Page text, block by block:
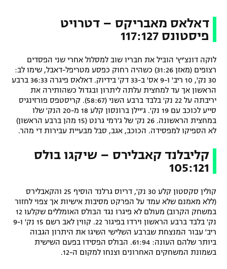
דאלאס מאבריקס – דטרויט
פיסטונס 117:127
לוקה דונצ'יץ' הוביל את חבריו שוב למסלול אחרי שני הפסדים
רצופים (מאזן 31:26) כשהיה רחוק כפסע מטריפל-דאבל, שימו לב:
30 נק', 10 ריב' ו-9 אס' ב-33 דק' בידיוק. דאלאס פיגרה 36:33 ברבע
הראשון אך עד למחצית עלתה ליתרון ובגדול כשהותירה את
יריבתה על 22 נק' בלבד ברבע השני (58:67). קריסטפס פורזינגיס
סייע לכוכב עם 19 נק'. ג'יילן ברונסון קלע 18 מ-20 הנק' שלו
במחצית הראשונה. 26 נק' של ג'רמי גרנט (15 מהן ברבע הראשון)
לא הספיקו למפסידה. הכוכב, אגב, סבל מבעיית עבירות די מהר.
קליבלנד קאבלירס – שיקגו בולס
105:121
קולין סקסטון קלע 30 נק', דריוס גרלנד הוסיף 25 והקאבלירס
(ללא מאמנם שלא עמד על הפרקט מסיבות אישיות אך צפוי לחזור
במשחק הקרוב) מעולם לא פיגרו נגד הבולס האומללים שקלעו 12
נק' בלבד ברבע הראשון וירדו בפיגור 22. קווין לאב רשם 15 נק' ו-9
ריב' עבור המנצחת שברבע השלישי השיגו את היתרון הגבוה
ביותר שלהם העונה: 61:94. הבולס הפסידו בפעם השישית
בשמונת המשחקים האחרונים וצנחו למקום ה-12.